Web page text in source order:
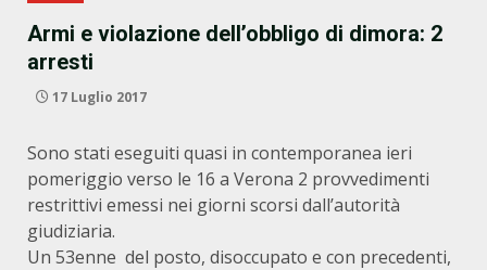
Armi e violazione dell’obbligo di dimora: 2
arresti
17 Luglio 2017
Sono stati eseguiti quasi in contemporanea ieri
pomeriggio verso le 16 a Verona 2 provvedimenti
restrittivi emessi nei giorni scorsi dall’autorità
giudiziaria.
Un 53enne del posto, disoccupato e con precedenti,